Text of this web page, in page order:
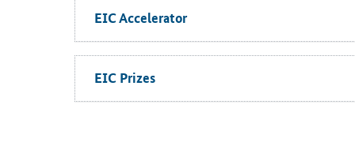
EIC Accelerator
EIC Pri­zes